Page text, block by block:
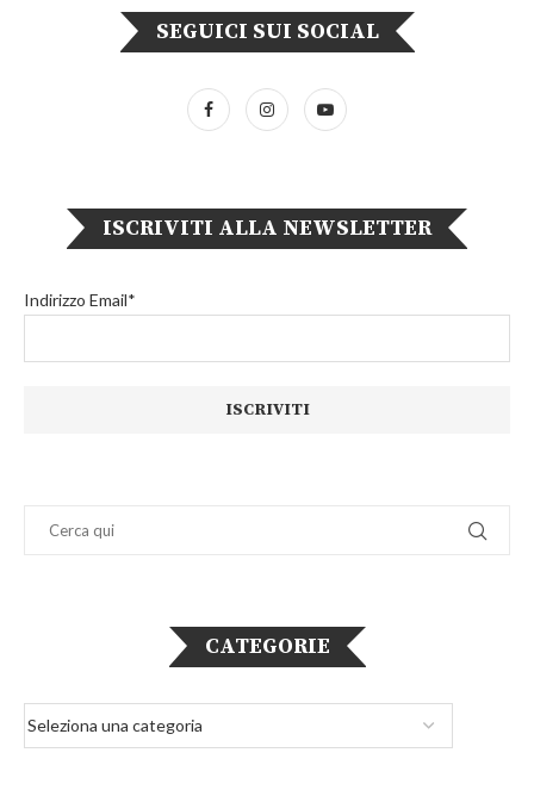
SEGUICI SUI SOCIAL
ISCRIVITI ALLA NEWSLETTER
Indirizzo Email*
CATEGORIE